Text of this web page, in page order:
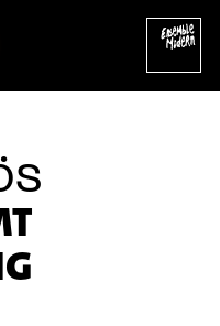
- aus: The Yellow